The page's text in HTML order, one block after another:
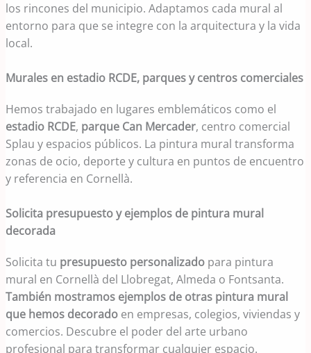
los rincones del municipio. Adaptamos cada mural al
entorno para que se integre con la arquitectura y la vida
local.
Murales en estadio RCDE, parques y centros comerciales
Hemos trabajado en lugares emblemáticos como el
estadio RCDE, parque Can Mercader, centro comercial
Splau y espacios públicos. La pintura mural transforma
zonas de ocio, deporte y cultura en puntos de encuentro
y referencia en Cornellà.
Solicita presupuesto y ejemplos de pintura mural
decorada
Solicita tu presupuesto personalizado para pintura
mural en Cornellà del Llobregat, Almeda o Fontsanta.
También mostramos ejemplos de otras pintura mural
que hemos decorado en empresas, colegios, viviendas y
comercios. Descubre el poder del arte urbano
profesional para transformar cualquier espacio.